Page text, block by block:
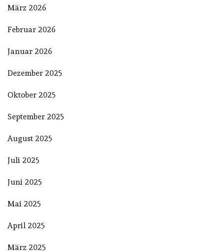
März 2026
Februar 2026
Januar 2026
Dezember 2025
Oktober 2025
September 2025
August 2025
Juli 2025
Juni 2025
Mai 2025
April 2025
März 2025